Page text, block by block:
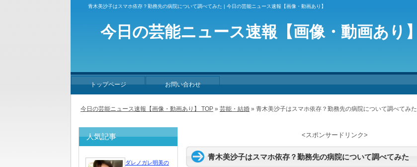
青木美沙子はスマホ依存？勤務先の病院について調べてみた | 今日の芸能ニュース速報【画像・動画あり】
<スポンサードリンク>
青木美沙子はスマホ依存？勤務先の病院について調べてみた
人気記事
ダレノガレ明美の
今日の芸能ニュース速報【画像・動画あり】 TOP » 芸能・結婚 » 青木美沙子はスマホ依存？勤務先の病院について調べてみた
今日の芸能ニュース速報【画像・動画あり】
トップページ お問い合わせ